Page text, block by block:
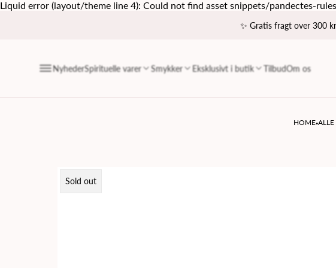
Liquid error (layout/theme line 4): Could not find asset snippets/pandectes-
✨ Gratis fragt over 300
NyhederSpirituelle varer Smykker Eksklusivt i butik TilbudOm os
HOME·
Product
Sold out